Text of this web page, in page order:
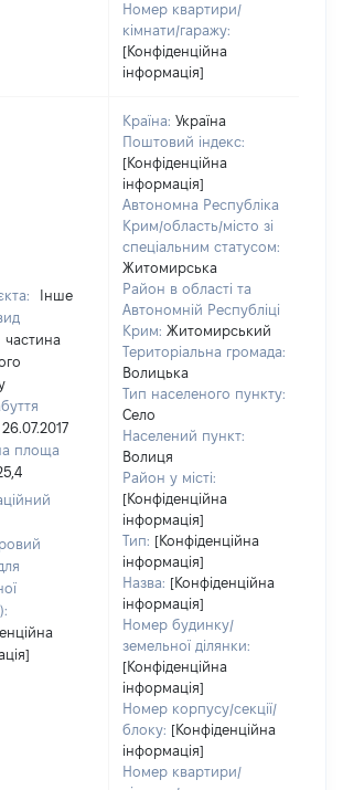
Номер квартири/
кімнати/гаражу:
[Конфіденційна
інформація]
Інше
частина
26.07.2017
площа
Країна: Україна
Поштовий індекс:
[Конфіденційна
інформація]
Автономна Республіка
Крим/область/місто зі
спеціальним статусом:
Житомирська
Район в області та
Автономній Республіці
Крим: Житомирський
Територіальна громада:
Волицька
Тип населеного пункту:
Село
Населений пункт:
Волиця
Район у місті:
[Конфіденційна
інформація]
Тип: [Конфіденційна
інформація]
Назва: [Конфіденційна
інформація]
Номер будинку/
земельної ділянки:
[Конфіденційна
інформація]
Номер корпусу/секції/
блоку: [Конфіденційна
інформація]
Номер квартири/